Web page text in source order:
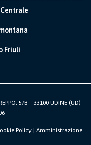
Friuli
5/B – 33100 UDINE (UD)
Policy | Amministrazione